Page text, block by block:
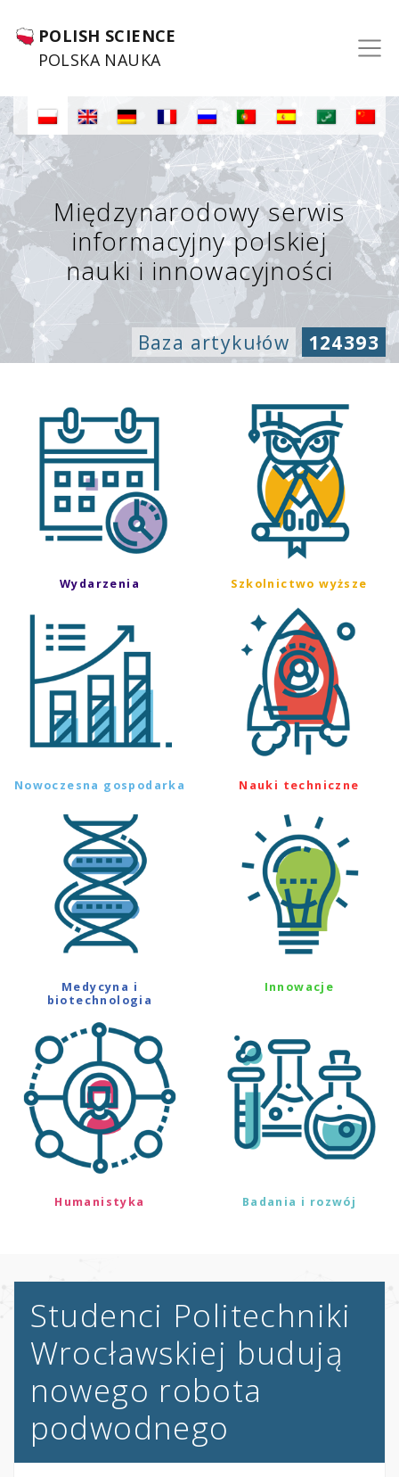
POLISH SCIENCE
POLSKA NAUKA
Międzynarodowy serwis
informacyjny polskiej
nauki i innowacyjności
Baza artykułów 124393
Wydarzenia Szkolnictwo wyższe
Nowoczesna gospodarka Nauki techniczne
Medycyna i
biotechnologia
Innowacje
Humanistyka Badania i rozwój
Studenci Politechniki
Wrocławskiej budują
nowego robota
podwodnego